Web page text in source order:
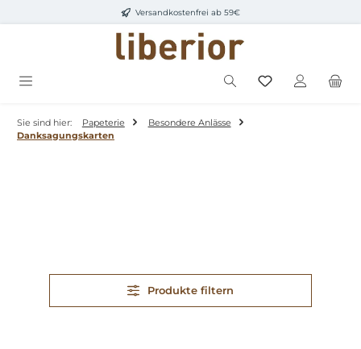
Zum Hauptinhalt springenVersandkostenfrei ab 59€
Sie sind hier: Papeterie
Besondere Anlässe
Danksagungskarten
Produkte filtern